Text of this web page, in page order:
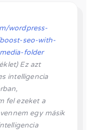
wordpress-
seo-with-
folder
Ez azt
intelligencia
fel ezeket a
egy másik